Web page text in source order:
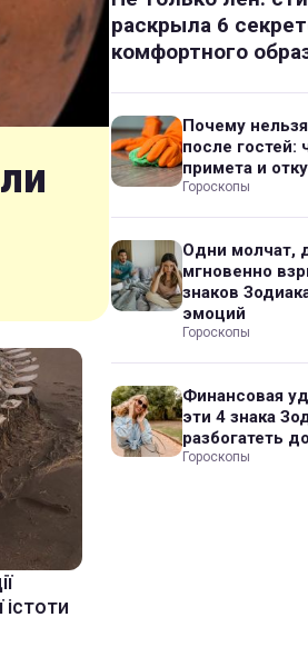
раскрыла 6
комфортного
Почему
после гостей:
примета и
Гороскопы
Одни молчат,
мгновенно
знаков
эмоций
Гороскопы
Финансовая
эти 4 знака
разбогатеть
Гороскопы